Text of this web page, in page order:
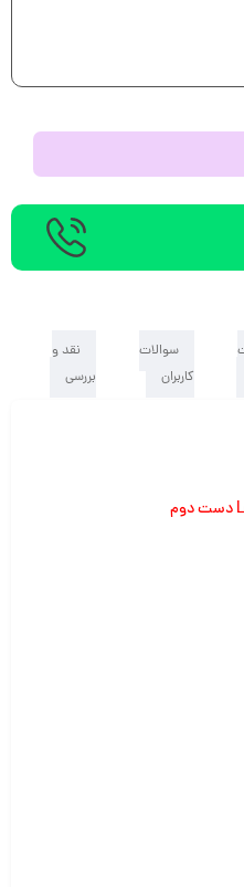
VGA: 》GeForce GTX
سوالات
کاربران
نقد و
بررسی